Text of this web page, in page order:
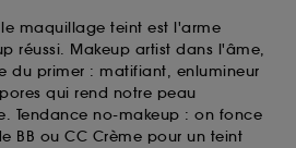
maquillage teint est l'arme
réussi. Makeup artist dans l'âme,
du primer : matifiant, enlumineur
qui rend notre peau
Tendance no-makeup : on fonce
BB ou CC Crème pour un teint